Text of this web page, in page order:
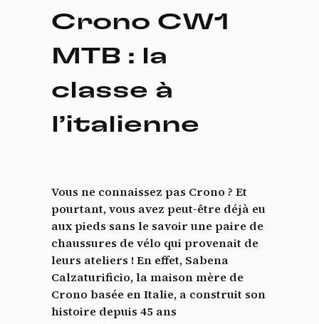
Crono CW1
MTB : la
classe à
l’italienne
Vous ne connaissez pas Crono ? Et
pourtant, vous avez peut-être déjà eu
aux pieds sans le savoir une paire de
chaussures de vélo qui provenait de
leurs ateliers ! En effet, Sabena
Calzaturificio, la maison mère de
Crono basée en Italie, a construit son
histoire depuis 45 ans